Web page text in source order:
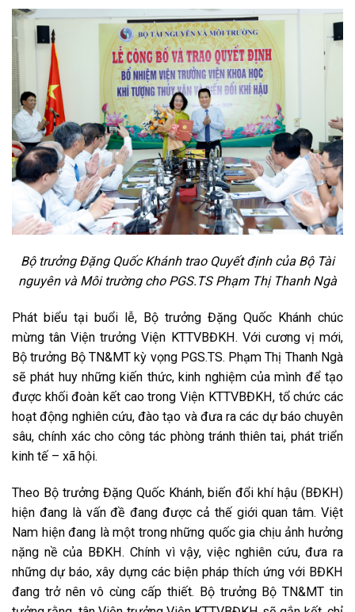
Bộ trưởng Đặng Quốc Khánh trao Quyết định của Bộ Tài
nguyên và Môi trường cho PGS.TS Phạm Thị Thanh Ngà
Phát biểu tại buổi lễ, Bộ trưởng Đặng Quốc Khánh chúc
mừng tân Viện trưởng Viện KTTVBĐKH. Với cương vị mới,
Bộ trưởng Bộ TN&MT kỳ vọng PGS.TS. Phạm Thị Thanh Ngà
sẽ phát huy những kiến thức, kinh nghiệm của mình để tạo
được khối đoàn kết cao trong Viện KTTVBĐKH, tổ chức các
hoạt động nghiên cứu, đào tạo và đưa ra các dự báo chuyên
sâu, chính xác cho công tác phòng tránh thiên tai, phát triển
kinh tế – xã hội.
Theo Bộ trưởng Đặng Quốc Khánh, biến đổi khí hậu (BĐKH)
hiện đang là vấn đề đang được cả thế giới quan tâm. Việt
Nam hiện đang là một trong những quốc gia chịu ảnh hưởng
nặng nề của BĐKH. Chính vì vậy, việc nghiên cứu, đưa ra
những dự báo, xây dựng các biện pháp thích ứng với BĐKH
đang trở nên vô cùng cấp thiết. Bộ trưởng Bộ TN&MT tin